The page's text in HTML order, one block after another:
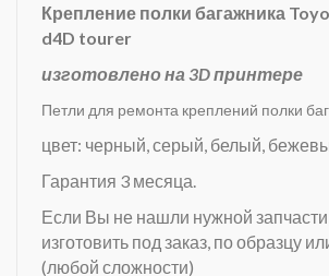
Крепление полки багажника
d4D tourer
изготовлено на 3D принтере
Петли для ремонта креплений полки
цвет: черный, серый, белый,
Гарантия 3 месяца.
Если Вы не нашли нужной
изготовить под заказ, по образцу
(любой сложности)